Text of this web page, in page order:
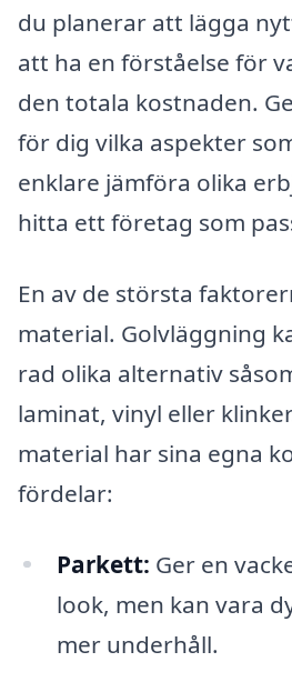
du planerar att lägga
att ha en förståelse för
den totala kostnaden.
för dig vilka aspekter
enklare jämföra olika
hitta ett företag som
En av de största
material. Golvläggning
rad olika alternativ
laminat, vinyl eller
material har sina egna
fördelar:
Parkett: Ger en
look, men kan vara
mer underhåll.